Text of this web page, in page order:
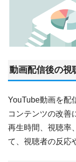
動画配信後の視
YouTube動画を配
コンテンツの改善
再生時間、視聴率
て、視聴者の反応